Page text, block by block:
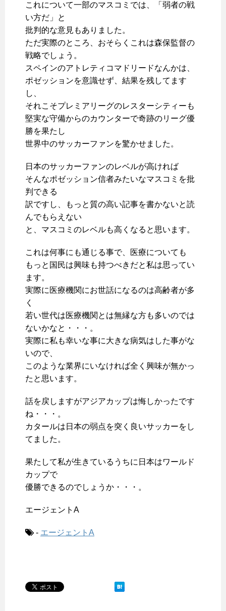
これについて一部のマスコミでは、「弱者の戦
い方だ」と
批判的な意見もありました。
ただ実際のところ、おそらくこれは森保監督の
戦略でしょう。
スペインのアトレティコマドリードなんかは、
ポゼッションを意識せず、結果を残してます
し、
それこそプレミアリーグのレスターシティーも
堅実な守備からのカウンターで奇跡のリーグ優
勝を果たし
世界中のサッカーファンを驚かせました。
日本のサッカーファンのレベルが高ければ
そんなポゼッション信者みたいなマスコミを批
判できる
訳ですし、もっと質の高い記事を書かないと読
んでもらえない
と、マスコミのレベルも高くなると思います。
これは何事にも通じる事で、医療についても
もっと国民は興味も持つべきだと私は思ってい
ます。
実際に医療機関にお世話になるのは高齢者が多
く
若い世代は医療機関とは無縁な方も多いのでは
ないかなと・・・。
実際に私も幸いな事に大きな病気はした事がな
いので、
このような業界にいなければ全く興味が無かっ
たと思います。
話を戻しますがアジアカップは悔しかったです
ね・・・。
カタールは日本の弱点を突く良いサッカーをし
てました。
果たして私が生きているうちに日本はワールド
カップで
優勝できるのでしょうか・・・。
エージェントA
- エージェントA